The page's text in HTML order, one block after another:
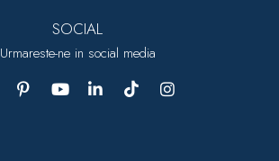
SOCIAL
Urmareste-ne in social media